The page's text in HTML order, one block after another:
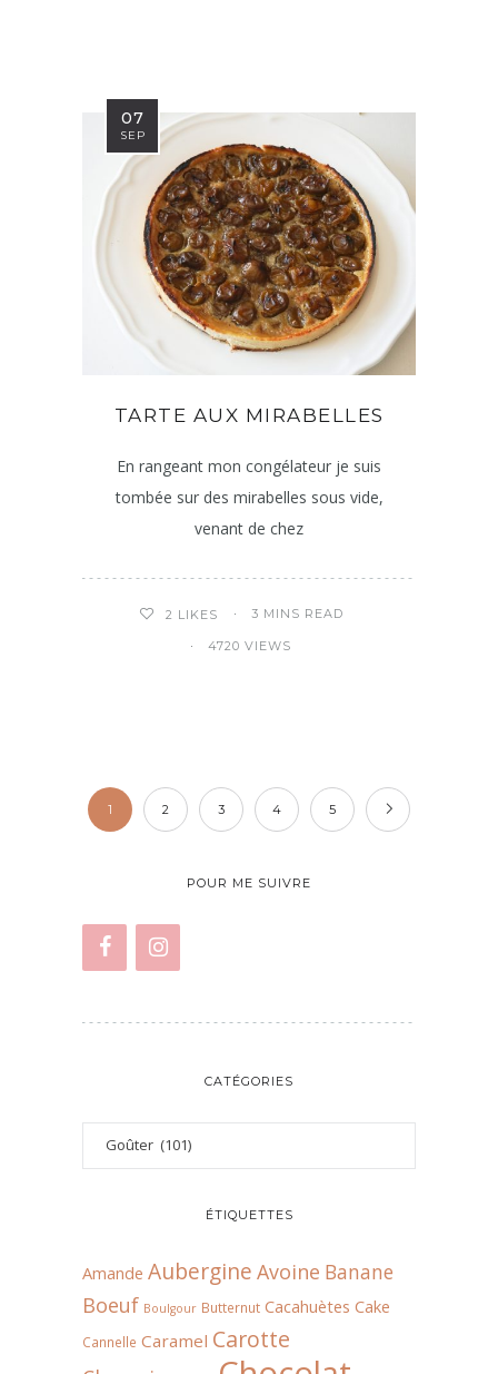
07
SEP
TARTE AUX MIRABELLES
En rangeant mon congélateur je suis
tombée sur des mirabelles sous vide,
venant de chez
2 LIKES 3 MINS READ
4720 VIEWS
1 2 3 4 5
POUR ME SUIVRE
CATÉGORIES
ÉTIQUETTES
Amande Aubergine Avoine Banane
Boeuf Boulgour Butternut Cacahuètes Cake
Cannelle Caramel Carotte